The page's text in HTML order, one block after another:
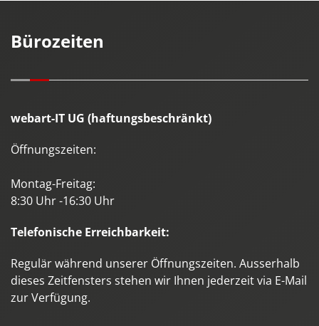
Bürozeiten
webart-IT UG (haftungsbeschränkt)
Öffnungszeiten:
Montag-Freitag:
8:30 Uhr -16:30 Uhr
Telefonische Erreichbarkeit:
Regulär während unserer Öffnungszeiten. Ausserhalb
dieses Zeitfensters stehen wir Ihnen jederzeit via E-Mail
zur Verfügung.